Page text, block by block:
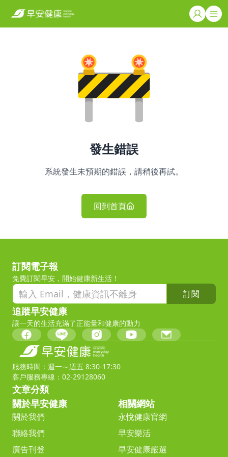
發生錯誤
系統發生未預期的錯誤，請稍後再試。
回到首頁
訂閱電子報
免費訂閱早安，開始健康新生活！
訂閱
追蹤早安健康
讓一天的生活充滿了正能量和健康的動力
服務時間：週一～週五 8:30-17:30
客戶服務專線：02-29128060
文章分類
關於早安健康
關於我們
聯絡我們
廣告刊登
相關網站
永悅健康官網
早安樂活
早安健康嚴選